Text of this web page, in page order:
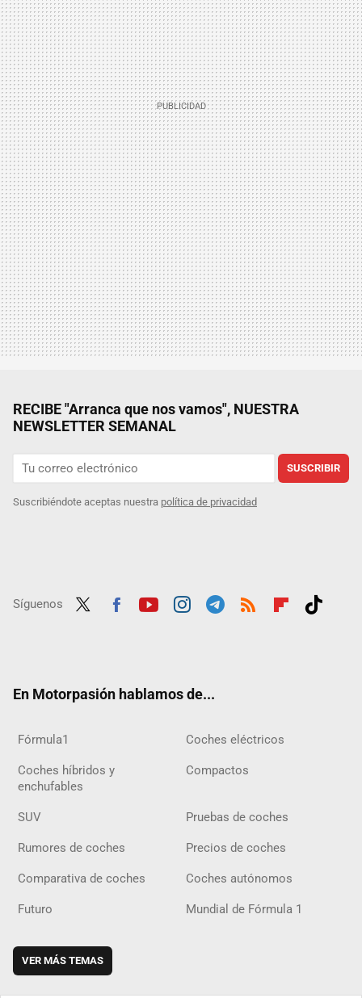
RECIBE "Arranca que nos vamos", NUESTRA
NEWSLETTER SEMANAL
SUSCRIBIR
Suscribiéndote aceptas nuestra política de privacidad
Síguenos
En Motorpasión hablamos de...
Fórmula1 Coches eléctricos
Coches híbridos y
enchufables
Compactos
SUV Pruebas de coches
Rumores de coches Precios de coches
Comparativa de coches Coches autónomos
Futuro Mundial de Fórmula 1
VER MÁS TEMAS